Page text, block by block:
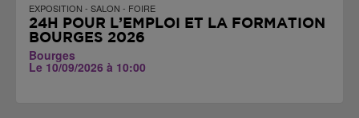
EXPOSITION - SALON - FOIRE
24H POUR L’EMPLOI ET LA FORMATION
BOURGES 2026
Bourges
Le 10/09/2026 à 10:00